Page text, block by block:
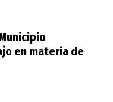
en materia de